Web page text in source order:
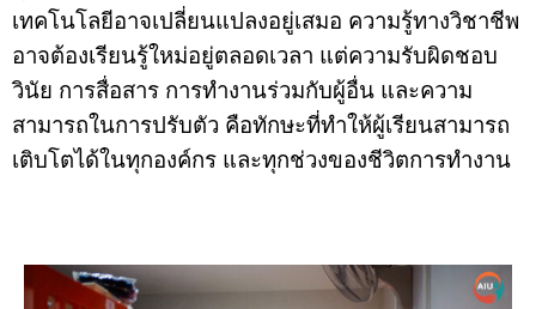
เทคโนโลยีอาจเปลี่ยนแปลงอยู่เสมอ ความรู้ทางวิชาชีพ
อาจต้องเรียนรู้ใหม่อยู่ตลอดเวลา แต่ความรับผิดชอบ
วินัย การสื่อสาร การทำงานร่วมกับผู้อื่น และความ
สามารถในการปรับตัว คือทักษะที่ทำให้ผู้เรียนสามารถ
เติบโตได้ในทุกองค์กร และทุกช่วงของชีวิตการทำงาน